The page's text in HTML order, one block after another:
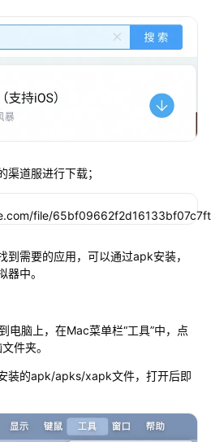
道服进行下载；
到需要的应用，可以通过apk安装，
中。
脑上，在Mac菜单栏“工具”中，点
件夹。
装的apk/apks/xapk文件，打开后即